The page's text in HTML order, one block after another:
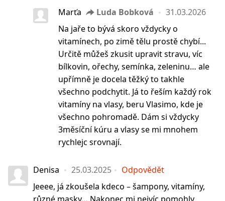
Marťa
Luda Bobková
31.03.2026
Na jaře to bývá skoro vždycky o
vitamínech, po zimě tělu prostě chybí...
Určitě můžeš zkusit upravit stravu, víc
bílkovin, ořechy, semínka, zeleninu… ale
upřímně je docela těžký to takhle
všechno podchytit. Já to řeším každý rok
vitamíny na vlasy, beru Vlasimo, kde je
všechno pohromadě. Dám si vždycky
3měsíční kúru a vlasy se mi mnohem
rychlejc srovnají.
Denisa 25.03.2025
Odpovědět
Jeeee, já zkoušela kdeco – šampony, vitamíny,